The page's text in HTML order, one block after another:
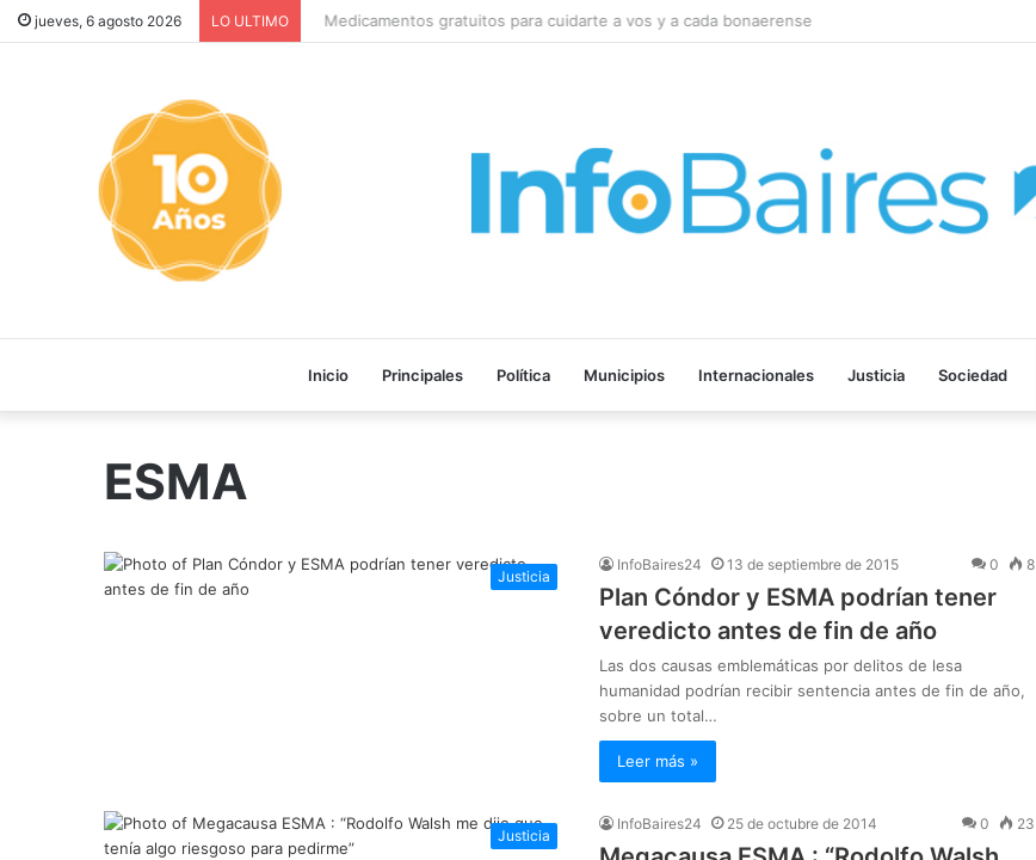
jueves, 6 agosto 2026 LO ULTIMO Medicamentos gratuitos para cuidarte a vos y a cada bonaerense
Inicio Principales Política Municipios Internacionales Justicia Sociedad
ESMA
Justicia
InfoBaires24 13 de septiembre de 2015 0 8
Plan Cóndor y ESMA podrían tener
veredicto antes de fin de año
Las dos causas emblemáticas por delitos de lesa
humanidad podrían recibir sentencia antes de fin de año,
sobre un total…
Leer más »
Justicia
InfoBaires24 25 de octubre de 2014 0 23